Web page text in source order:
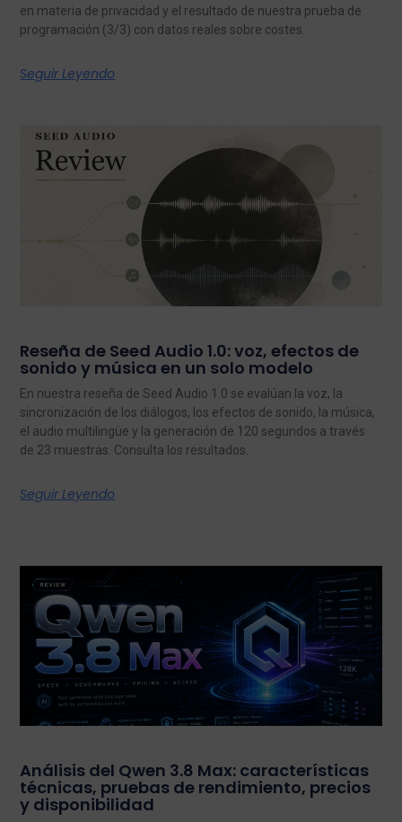
en materia de privacidad y el resultado de nuestra prueba de
programación (3/3) con datos reales sobre costes.
Seguir Leyendo
Reseña de Seed Audio 1.0: voz, efectos de
sonido y música en un solo modelo
En nuestra reseña de Seed Audio 1.0 se evalúan la voz, la
sincronización de los diálogos, los efectos de sonido, la música,
el audio multilingüe y la generación de 120 segundos a través
de 23 muestras. Consulta los resultados.
Seguir Leyendo
Análisis del Qwen 3.8 Max: características
técnicas, pruebas de rendimiento, precios
y disponibilidad